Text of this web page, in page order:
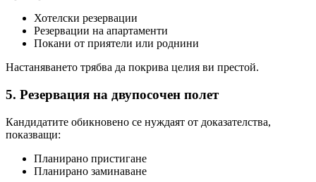
Хотелски резервации
Резервации на апартаменти
Покани от приятели или роднини
Настаняването трябва да покрива целия ви престой.
5. Резервация на двупосочен полет
Кандидатите обикновено се нуждаят от доказателства,
показващи:
Планирано пристигане
Планирано заминаване